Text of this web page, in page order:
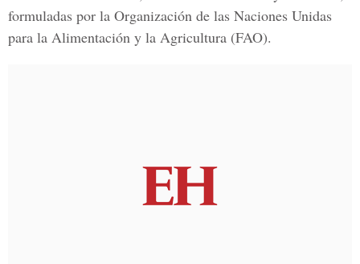
formuladas por la Organización de las Naciones Unidas
para la Alimentación y la Agricultura (FAO).